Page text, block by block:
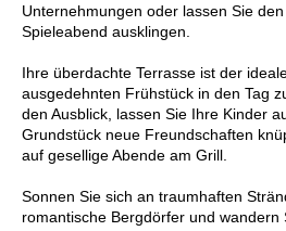
Unternehmungen oder lassen Sie
Spieleabend ausklingen.
Ihre überdachte Terrasse ist der
ausgedehnten Frühstück in den Tag
den Ausblick, lassen Sie Ihre Kinder
Grundstück neue Freundschaften
auf gesellige Abende am Grill.
Sonnen Sie sich an traumhaften
romantische Bergdörfer und wandern